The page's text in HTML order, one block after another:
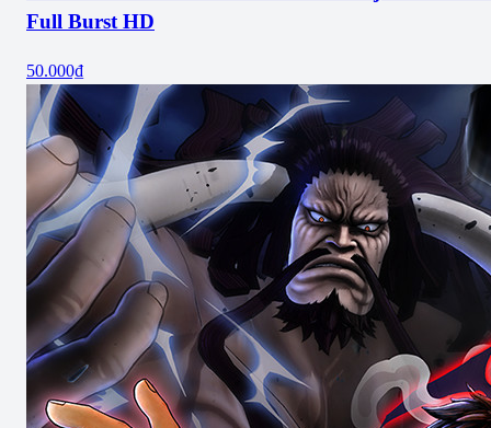
Full Burst HD
50.000₫